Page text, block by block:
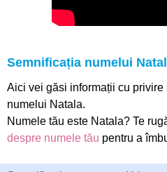
Semnificația numelui
Aici vei găsi informații cu
numelui Natala.
Numele tău este Natala? Te
despre numele tău pentru a